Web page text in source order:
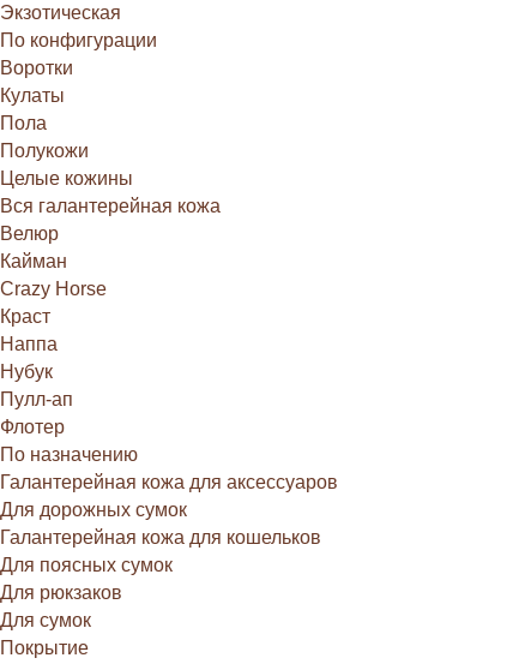
Экзотическая
По конфигурации
Воротки
Кулаты
Пола
Полукожи
Целые кожины
Вся галантерейная кожа
Велюр
Кайман
Crazy Horse
Краст
Наппа
Нубук
Пулл-ап
Флотер
По назначению
Галантерейная кожа для аксессуаров
Для дорожных сумок
Галантерейная кожа для кошельков
Для поясных сумок
Для рюкзаков
Для сумок
Покрытие